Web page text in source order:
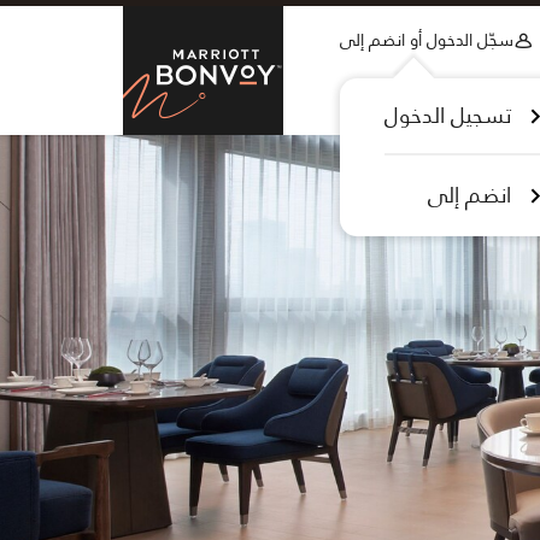
Skip to Content
Bonvoy
سجّل الدخول أو انضم إلى
تسجيل الدخول
انضم إلى